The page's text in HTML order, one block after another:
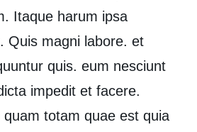
Itaque harum ipsa
Quis magni labore. et
quis. eum nesciunt
impedit et facere.
quam totam quae est quia